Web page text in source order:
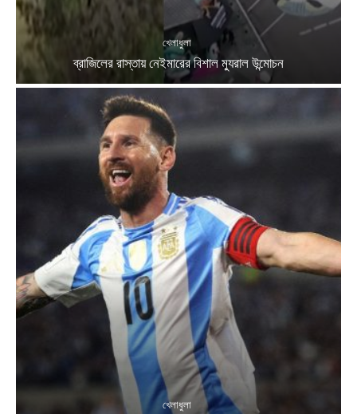
খেলাধুলা
ব্রাজিলের রাস্তায় নেইমারের বিশাল ম্যুরাল উন্মোচন
খেলাধুলা